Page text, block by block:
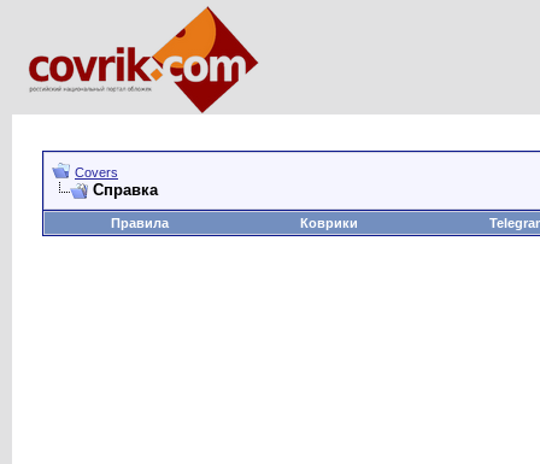
Covers
Справка
Правила Коврики